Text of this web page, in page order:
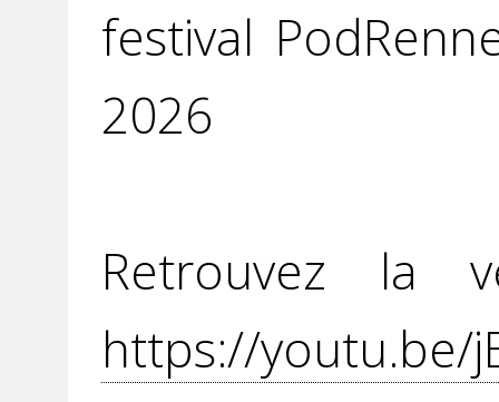
festival
2026
Retrouvez la
https://youtu.be/